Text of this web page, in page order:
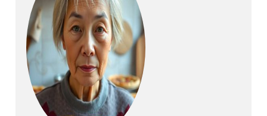
°C en 10 à 15 minutes et ne
nécessite que 60
secondes pour cuire une
pizza avec une croûte
dorée et croustillante.
Passez moins de temps à
cuisiner et plus à profiter
avec vos amis et votre
famille. Fonctionnement